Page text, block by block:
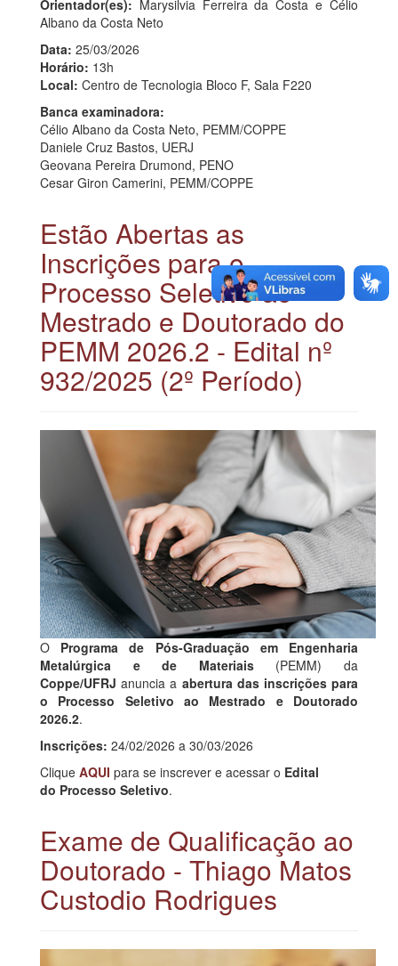
Orientador(es): Marysilvia Ferreira da Costa e Célio
Albano da Costa Neto
Data: 25/03/2026
Horário: 13h
Local: Centro de Tecnologia Bloco F, Sala F220
Banca examinadora:
Célio Albano da Costa Neto, PEMM/COPPE
Daniele Cruz Bastos, UERJ
Geovana Pereira Drumond, PENO
Cesar Giron Camerini, PEMM/COPPE
Estão Abertas as
Inscrições para o
Processo Seletivo ao
Mestrado e Doutorado do
PEMM 2026.2 - Edital nº
932/2025 (2º Período)
O Programa de Pós-Graduação em Engenharia
Metalúrgica e de Materiais(PEMM) da
Coppe/UFRJ anuncia a abertura das inscrições para
o Processo Seletivo ao Mestrado e Doutorado
2026.2.
Inscrições: 24/02/2026 a 30/03/2026
Clique AQUI para se inscrever e acessar o Edital
do Processo Seletivo.
Exame de Qualificação ao
Doutorado - Thiago Matos
Custodio Rodrigues